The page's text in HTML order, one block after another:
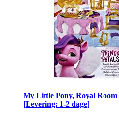
My Little Pony, Royal
[Levering: 1-2 dage]